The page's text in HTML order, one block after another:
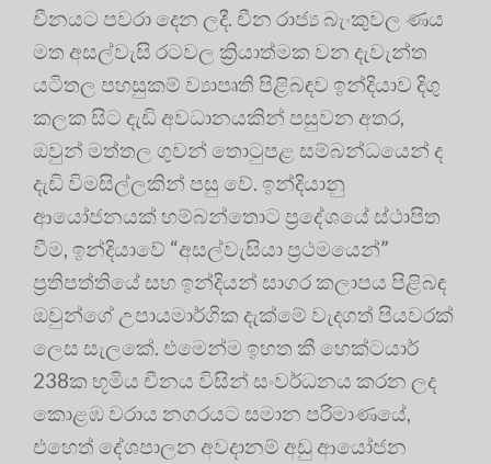
චීනයට පවරා දෙන ලදී. චීන රාජ්‍ය බැංකුවල ණය
මත අසල්වැසි රටවල ක්‍රියාත්මක වන දැවැන්ත
යටිතල පහසුකම් ව්‍යාපෘති පිළිබඳව ඉන්දියාව දිගු
කලක සිට දැඩි අවධානයකින් පසුවන අතර,
ඔවුන් මත්තල ගුවන් තොටුපළ සම්බන්ධයෙන් ද
දැඩි විමසිල්ලකින් පසු වේ. ඉන්දියානු
ආයෝජනයක් හම්බන්තොට ප්‍රදේශයේ ස්ථාපිත
වීම, ඉන්දියාවේ “අසල්වැසියා ප්‍රථමයෙන්”
ප්‍රතිපත්තියේ සහ ඉන්දියන් සාගර කලාපය පිළිබඳ
ඔවුන්ගේ උපායමාර්ගික දැක්මේ වැදගත් පියවරක්
ලෙස සැලකේ. එමෙන්ම ඉහත කී හෙක්ටයාර්
238ක භූමිය චීනය විසින් සංවර්ධනය කරන ලද
කොළඹ වරාය නගරයට සමාන පරිමාණයේ,
එහෙත් දේශපාලන අවදානම් අඩු ආයෝජන